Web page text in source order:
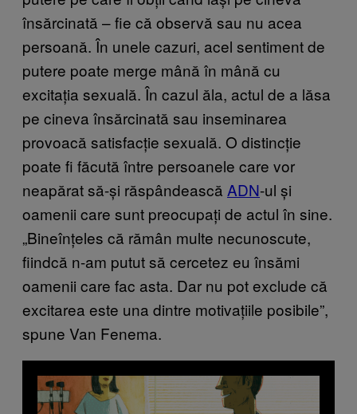
însărcinată – fie că observă sau nu acea
persoană. În unele cazuri, acel sentiment de
putere poate merge mână în mână cu
excitația sexuală. În cazul ăla, actul de a lăsa
pe cineva însărcinată sau inseminarea
provoacă satisfacție sexuală. O distincție
poate fi făcută între persoanele care vor
neapărat să-și răspândească ADN-ul și
oamenii care sunt preocupați de actul în sine.
„Bineînțeles că rămân multe necunoscute,
fiindcă n-am putut să cercetez eu însămi
oamenii care fac asta. Dar nu pot exclude că
excitarea este una dintre motivațiile posibile”,
spune Van Fenema.